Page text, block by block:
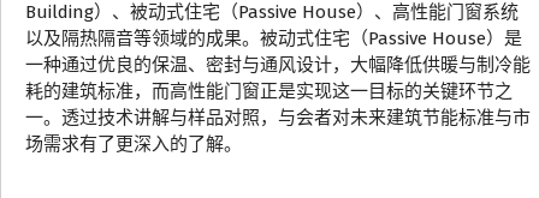
Building）、被动式住宅（Passive House）、高性能门窗系统
以及隔热隔音等领域的成果。被动式住宅（Passive House）是
一种通过优良的保温、密封与通风设计，大幅降低供暖与制冷能
耗的建筑标准，而高性能门窗正是实现这一目标的关键环节之
一。透过技术讲解与样品对照，与会者对未来建筑节能标准与市
场需求有了更深入的了解。